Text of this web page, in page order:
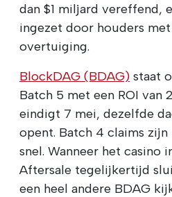
dan $1 miljard vereffend,
ingezet door houders
overtuiging.
BlockDAG (BDAG) staat
Batch 5 met een ROI van
eindigt 7 mei, dezelfde
opent. Batch 4 claims
snel. Wanneer het casino
Aftersale tegelijkertijd
een heel andere BDAG